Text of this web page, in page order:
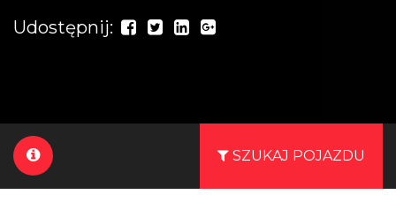
Udostępnij:
SZUKAJ POJAZDU